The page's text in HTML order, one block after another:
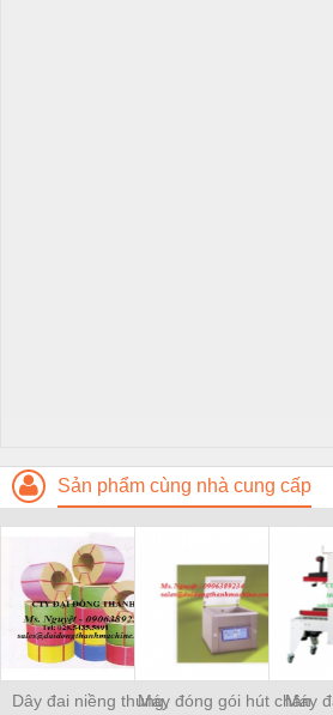
Sản phẩm cùng nhà cung cấp
Dây đai niềng thùng,Máy đóng gói hút chân
Máy